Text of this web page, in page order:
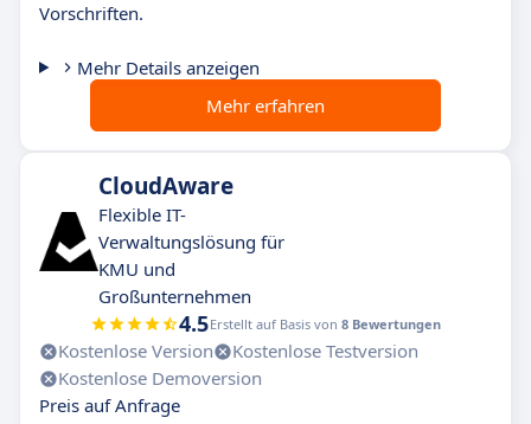
Vorschriften.
Mehr Details anzeigen
Mehr erfahren
CloudAware
Flexible IT-
Verwaltungslösung für
KMU und
Großunternehmen
4.5Erstellt auf Basis von 8 Bewertungen
Kostenlose Version
Kostenlose Testversion
Kostenlose Demoversion
Preis auf Anfrage